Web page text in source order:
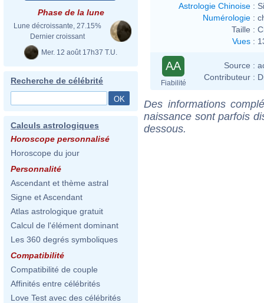
Phase de la lune
Lune décroissante, 27.15%
Dernier croissant
Mer. 12 août 17h37 T.U.
Recherche de célébrité
Calculs astrologiques
Horoscope personnalisé
Horoscope du jour
Personnalité
Ascendant et thème astral
Signe et Ascendant
Atlas astrologique gratuit
Calcul de l'élément dominant
Les 360 degrés symboliques
Compatibilité
Compatibilité de couple
Affinités entre célébrités
Love Test avec des célébrités
Astrologie Chinoise :
Numérologie :
Taille :
Vues :
AA
Fiabilité
Source :
Contributeur :
Des informations
naissance sont parfois
dessous.